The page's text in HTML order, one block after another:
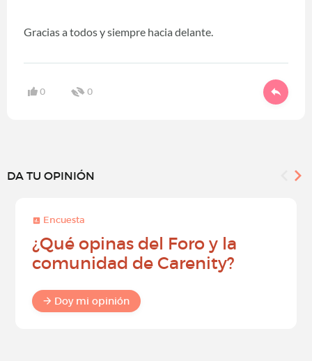
Gracias a todos y siempre hacia delante.
0 0
DA TU OPINIÓN
Encuesta
¿Qué opinas del Foro y la
comunidad de Carenity?
Doy mi opinión